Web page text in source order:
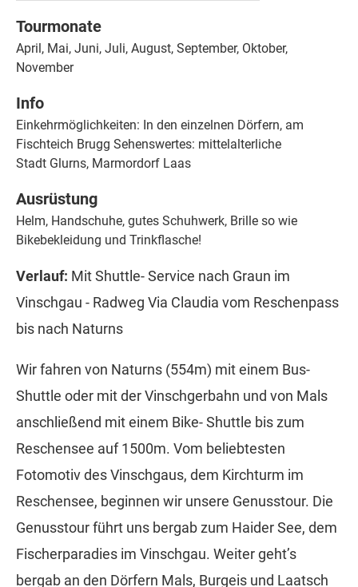
Tourmonate
April, Mai, Juni, Juli, August, September, Oktober,
November
Info
Einkehrmöglichkeiten: In den einzelnen Dörfern, am
Fischteich Brugg Sehenswertes: mittelalterliche
Stadt Glurns, Marmordorf Laas
Ausrüstung
Helm, Handschuhe, gutes Schuhwerk, Brille so wie
Bikebekleidung und Trinkflasche!
Verlauf: Mit Shuttle- Service nach Graun im
Vinschgau - Radweg Via Claudia vom Reschenpass
bis nach Naturns
Wir fahren von Naturns (554m) mit einem Bus-
Shuttle oder mit der Vinschgerbahn und von Mals
anschließend mit einem Bike- Shuttle bis zum
Reschensee auf 1500m. Vom beliebtesten
Fotomotiv des Vinschgaus, dem Kirchturm im
Reschensee, beginnen wir unsere Genusstour. Die
Genusstour führt uns bergab zum Haider See, dem
Fischerparadies im Vinschgau. Weiter geht’s
bergab an den Dörfern Mals, Burgeis und Laatsch